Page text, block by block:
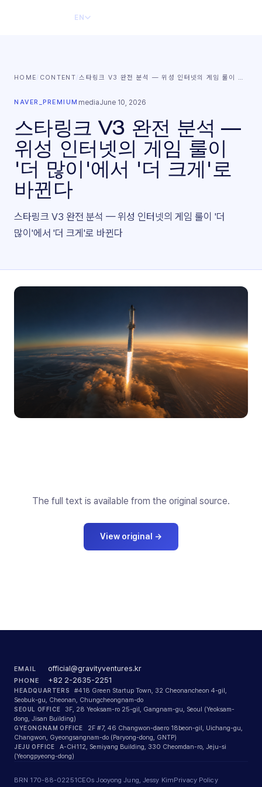
EN
HOME/ CONTENT/스타링크 V3 완전 분석 — 위성 인터넷의 게임 룰이 …
NAVER_PREMIUM mediaJune 10, 2026
스타링크 V3 완전 분석 —
위성 인터넷의 게임 룰이
'더 많이'에서 '더 크게'로
바뀐다
스타링크 V3 완전 분석 — 위성 인터넷의 게임 룰이 '더
많이'에서 '더 크게'로 바뀐다
The full text is available from the original source.
View original →
EMAIL official@gravityventures.kr
PHONE +82 2-2635-2251
HEADQUARTERS
#418 Green Startup Town, 32 Cheonancheon 4-gil,
Seobuk-gu, Cheonan, Chungcheongnam-do
SEOUL OFFICE
3F, 28 Yeoksam-ro 25-gil, Gangnam-gu, Seoul (Yeoksam-
dong, Jisan Building)
GYEONGNAM OFFICE
2F #7, 46 Changwon-daero 18beon-gil, Uichang-gu,
Changwon, Gyeongsangnam-do (Paryong-dong, GNTP)
JEJU OFFICE
A-CH112, Semiyang Building, 330 Cheomdan-ro, Jeju-si
(Yeongpyeong-dong)
BRN 170-88-02251CEOs Jooyong Jung, Jessy KimPrivacy Policy